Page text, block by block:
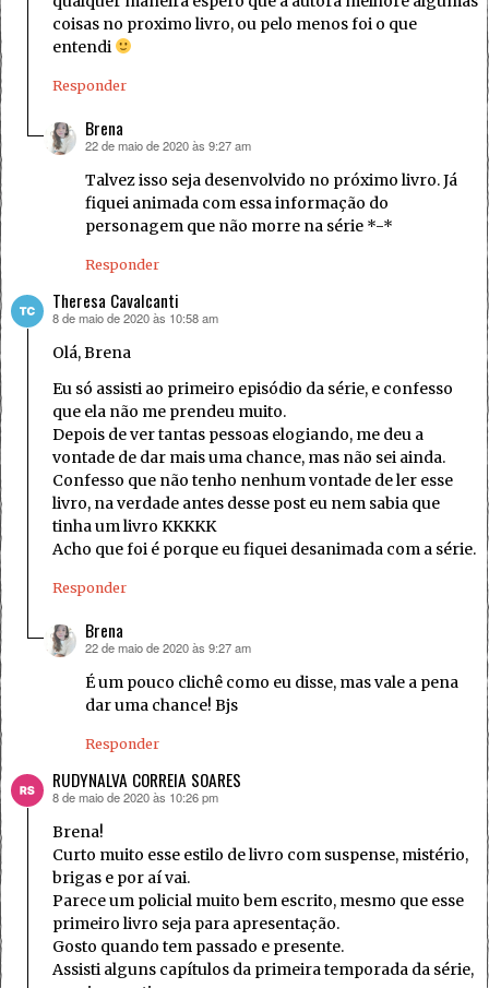
coisas no proximo livro, ou pelo menos foi o que
entendi
Responder
Brena
disse:
22 de maio de 2020 às 9:27 am
Talvez isso seja desenvolvido no próximo livro. Já
fiquei animada com essa informação do
personagem que não morre na série *-*
Responder
Theresa Cavalcanti
disse:
8 de maio de 2020 às 10:58 am
Olá, Brena
Eu só assisti ao primeiro episódio da série, e confesso
que ela não me prendeu muito.
Depois de ver tantas pessoas elogiando, me deu a
vontade de dar mais uma chance, mas não sei ainda.
Confesso que não tenho nenhum vontade de ler esse
livro, na verdade antes desse post eu nem sabia que
tinha um livro KKKKK
Acho que foi é porque eu fiquei desanimada com a série.
Responder
Brena
disse:
22 de maio de 2020 às 9:27 am
É um pouco clichê como eu disse, mas vale a pena
dar uma chance! Bjs
Responder
RUDYNALVA CORREIA SOARES
disse:
8 de maio de 2020 às 10:26 pm
Brena!
Curto muito esse estilo de livro com suspense, mistério,
brigas e por aí vai.
Parece um policial muito bem escrito, mesmo que esse
primeiro livro seja para apresentação.
Gosto quando tem passado e presente.
Assisti alguns capítulos da primeira temporada da série,